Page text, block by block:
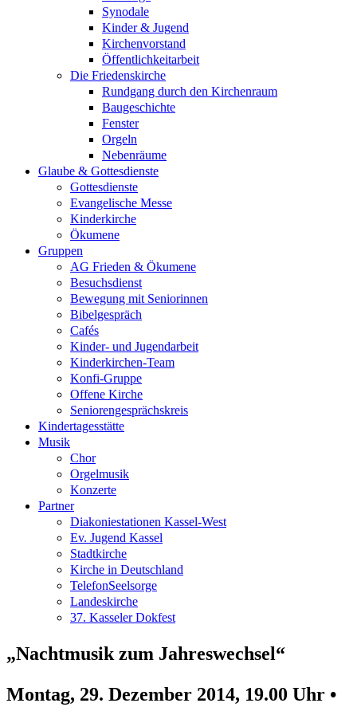
Synodale
Kinder & Jugend
Kirchenvorstand
Öffentlichkeitarbeit
Die Friedenskirche
Rundgang durch den Kirchenraum
Baugeschichte
Fenster
Orgeln
Nebenräume
Glaube & Gottesdienste
Gottesdienste
Evangelische Messe
Kinderkirche
Ökumene
Gruppen
AG Frieden & Ökumene
Besuchsdienst
Bewegung mit Seniorinnen
Bibelgespräch
Cafés
Kinder- und Jugendarbeit
Kinderkirchen-Team
Konfi-Gruppe
Offene Kirche
Seniorengesprächskreis
Kindertagesstätte
Musik
Chor
Orgelmusik
Konzerte
Partner
Diakoniestationen Kassel-West
Ev. Jugend Kassel
Stadtkirche
Kirche in Deutschland
TelefonSeelsorge
Landeskirche
37. Kasseler Dokfest
„Nachtmusik zum Jahreswechsel“
Montag, 29. Dezember 2014, 19.00 Uhr •